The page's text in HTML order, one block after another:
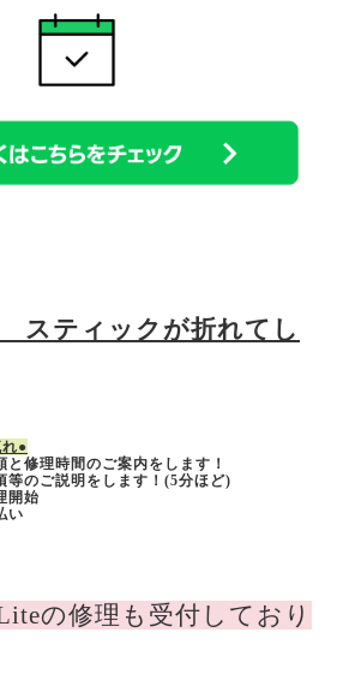
ティックが折れてし
●
修理時間のご案内をします！
のご説明をします！(5分ほど)
開始
い
の修理も受付しており